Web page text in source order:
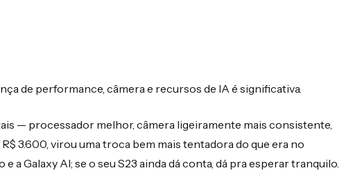
de performance, câmera e recursos de IA é significativa.
— processador melhor, câmera ligeiramente mais consistente,
3.600, virou uma troca bem mais tentadora do que era no
a Galaxy AI; se o seu S23 ainda dá conta, dá pra esperar tranquilo.